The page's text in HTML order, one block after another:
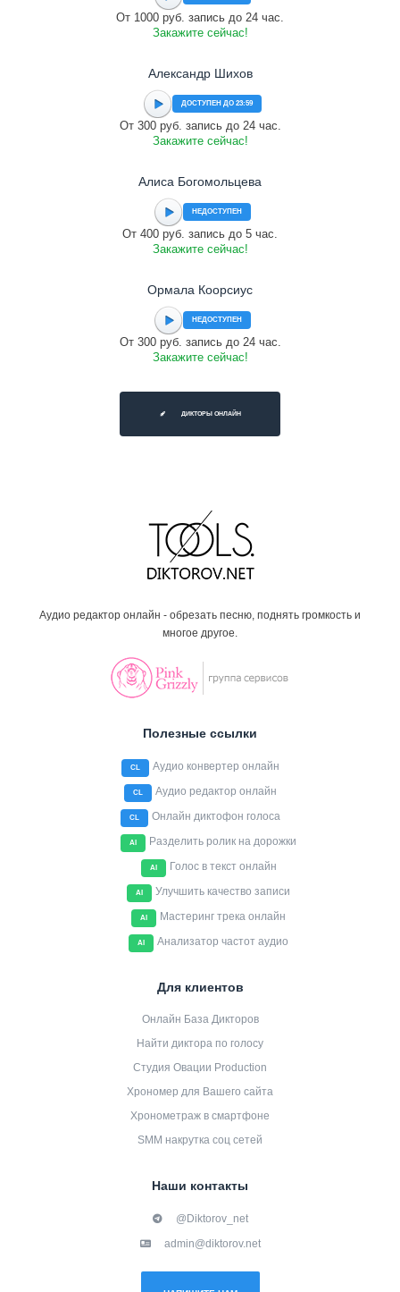
От 1000 руб. запись до 24 час.
Закажите сейчас!
Александр Шихов
ДОСТУПЕН ДО 23:59
От 300 руб. запись до 24 час.
Закажите сейчас!
Алиса Богомольцева
НЕДОСТУПЕН
От 400 руб. запись до 5 час.
Закажите сейчас!
Ормала Коорсиус
НЕДОСТУПЕН
От 300 руб. запись до 24 час.
Закажите сейчас!
ДИКТОРЫ ОНЛАЙН
Аудио редактор онлайн - обрезать песню, поднять громкость и
многое другое.
Полезные ссылки
CL Аудио конвертер онлайн
CL Аудио редактор онлайн
CL Онлайн диктофон голоса
AI Разделить ролик на дорожки
AI Голос в текст онлайн
AI Улучшить качество записи
AI Мастеринг трека онлайн
AI Анализатор частот аудио
Для клиентов
Онлайн База Дикторов
Найти диктора по голосу
Студия Овации Production
Хрономер для Вашего сайта
Хронометраж в смартфоне
SMM накрутка соц сетей
Наши контакты
@Diktorov_net
admin@diktorov.net